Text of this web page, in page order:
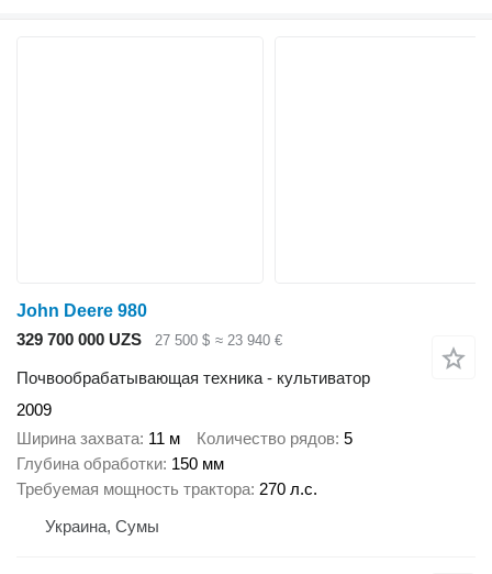
John Deere 980
329 700 000 UZS
27 500 $ ≈ 23 940 €
Почвообрабатывающая техника - культиватор
2009
Ширина захвата 11 м Количество рядов 5
Глубина обработки 150 мм
Требуемая мощность трактора 270 л.с.
Украина, Сумы